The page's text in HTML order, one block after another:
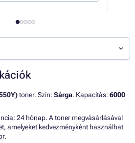
toner. Szín: Sárga. Kapacitás: 6000
24 hónap. A toner megvásárlásával
amelyeket kedvezményként használhat